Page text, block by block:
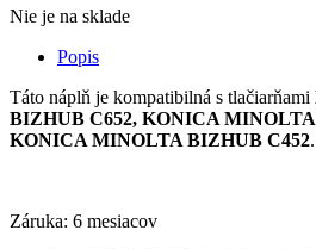
Nie je na sklade
Popis
Táto náplň je kompatibilná s tlačiarňami
BIZHUB C652, KONICA
KONICA MINOLTA BIZHUB C452.
Záruka: 6 mesiacov